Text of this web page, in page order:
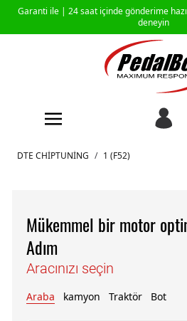
Garanti ile | 24 saat içinde gönderime
deneyin
İçeriğe geç
DTE CHIPTUNING / 1 (F52)
Mükemmel bir motor
Adım
Aracınızı seçin
Araba kamyon Traktör Bot